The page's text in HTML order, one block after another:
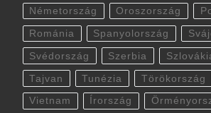
Németország Oroszország
Románia Spanyolország
Svédország Szerbia
Tajvan Tunézia Törökország
Vietnam Írország